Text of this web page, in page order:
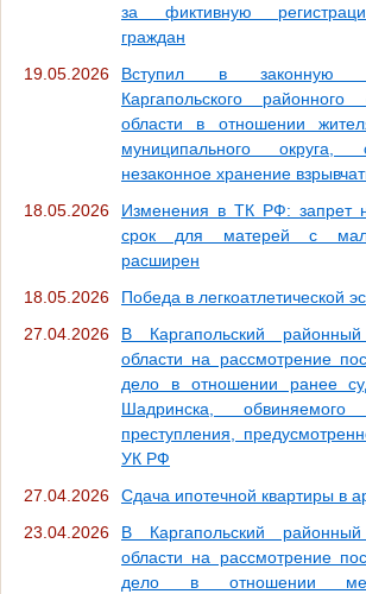
за фиктивную
граждан
19.05.2026
Вступил в законную
Каргапольского районного
области в отношении
муниципального округа,
незаконное хранение
18.05.2026
Изменения в ТК РФ: запрет
срок для матерей с
расширен
18.05.2026
Победа в легкоатлетической
27.04.2026
В Каргапольский
области на рассмотрение
дело в отношении ранее
Шадринска,
преступления,
УК РФ
27.04.2026
Сдача ипотечной квартиры в
23.04.2026
В Каргапольский
области на рассмотрение
дело в отношении